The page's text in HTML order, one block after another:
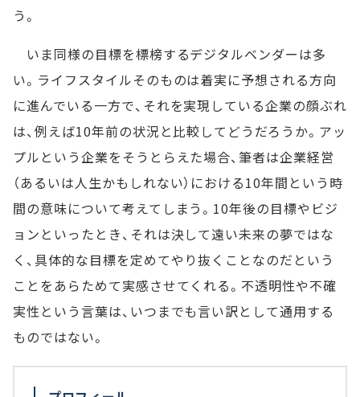
う。
いま同様の目標を標榜するデジタルベンダーは多
い。ライフスタイルそのものは着実に予想される方向
に進んでいる一方で、それを実現している企業の顔ぶれ
は、例えば10年前の状況と比較してどうだろうか。アッ
プルという企業をそうとらえた場合、筆者は企業経営
（あるいは人生かもしれない）における10年間という時
間の意味について考えてしまう。10年後の目標やビジ
ョンといったとき、それは決して遠い未来の夢ではな
く、具体的な目標を定めてやり抜くことなのだという
ことをあらためて実感させてくれる。不透明性や不確
実性という言葉は、いつまでも言い訳として通用する
ものではない。